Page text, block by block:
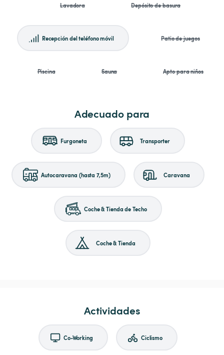
Lavadora Depósito de basura
Recepción del teléfono móvil Patio de juegos
Piscina Sauna Apto para niños
Adecuado para
Furgoneta Transporter
Autocaravana (hasta 7,5m) Caravana
Coche & Tienda de Techo
Coche & Tienda
Actividades
Co-Working Ciclismo